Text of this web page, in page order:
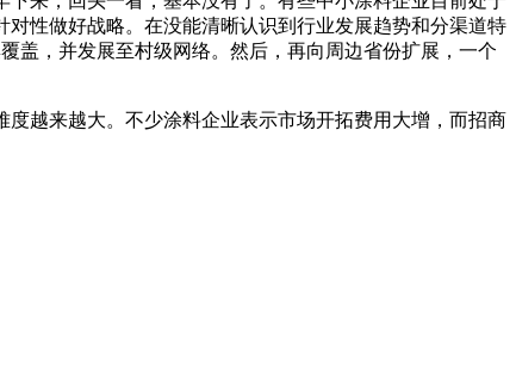
性做好战略。在没能清晰认识到行业发展趋势和分渠道特
盖，并发展至村级网络。然后，再向周边省份扩展，一个
越来越大。不少涂料企业表示市场开拓费用大增，而招商